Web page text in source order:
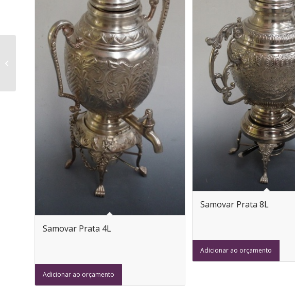
Samovar Prata 4L
Adicionar ao orçamento
Samovar Prata 8L
Adicionar ao orçamento
Xícara para chá/café